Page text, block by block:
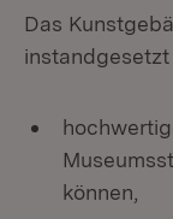
Das
können,